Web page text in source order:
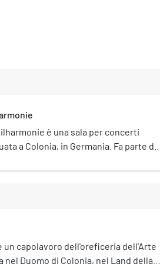
è una sala per concerti
a Colonia, in Germania. Fa parte del
nel 1986. La Kölner Philharmonie si
Il complesso è stato progettato
un capolavoro dell'oreficeria dell'Arte
nel Duomo di Colonia, nel Land della